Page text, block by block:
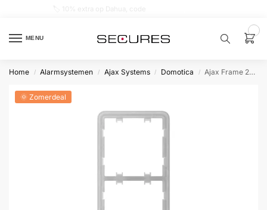
MENU
product…
Home / Alarmsystemen / Ajax Systems / Domotica / Ajax Frame 2-voudig verticaal
🌞 Zomerdeal